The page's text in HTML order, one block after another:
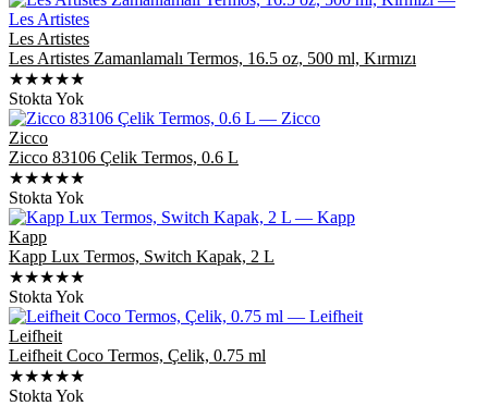
Les Artistes
Les Artistes Zamanlamalı Termos, 16.5 oz, 500 ml, Kırmızı
★★★★★
Stokta Yok
Zicco
Zicco 83106 Çelik Termos, 0.6 L
★★★★★
Stokta Yok
Kapp
Kapp Lux Termos, Switch Kapak, 2 L
★★★★★
Stokta Yok
Leifheit
Leifheit Coco Termos, Çelik, 0.75 ml
★★★★★
Stokta Yok